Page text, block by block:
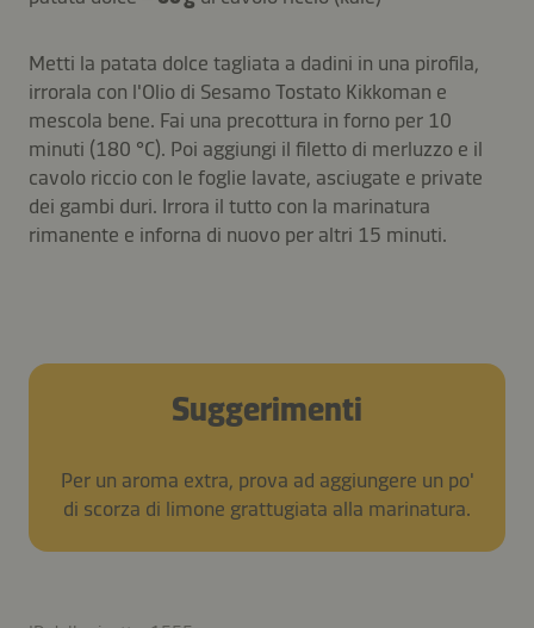
Metti la patata dolce tagliata a dadini in una pirofila,
irrorala con l'Olio di Sesamo Tostato Kikkoman e
mescola bene. Fai una precottura in forno per 10
minuti (180 °C). Poi aggiungi il filetto di merluzzo e il
cavolo riccio con le foglie lavate, asciugate e private
dei gambi duri. Irrora il tutto con la marinatura
rimanente e inforna di nuovo per altri 15 minuti.
Suggerimenti
Per un aroma extra, prova ad aggiungere un po'
di scorza di limone grattugiata alla marinatura.